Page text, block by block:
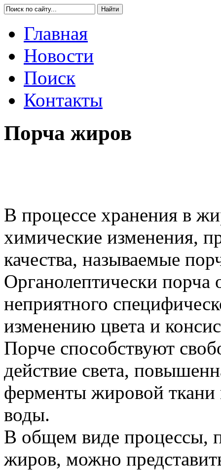
Главная
Новости
Поиск
Контакты
Порча жиров
В процессе хранения в
химические изменения,
качества, называемые
Органолептически порча
неприятного
изменению цвета и
Порче способствуют
действие света,
ферменты жировой ткани
воды.
В общем виде процессы,
жиров, можно